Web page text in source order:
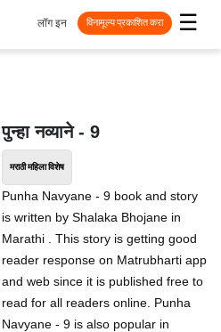
☰
लॉग इन विनामूल्य प्रकाशित करा
पुन्हा नव्याने - 9
मराठी महिला विशेष
Punha Navyane - 9 book and story
is written by Shalaka Bhojane in
Marathi . This story is getting good
reader response on Matrubharti app
and web since it is published free to
read for all readers online. Punha
Navyane - 9 is also popular in